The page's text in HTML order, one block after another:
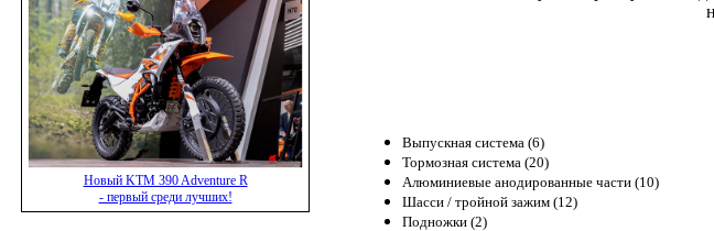
Новый KTM 390 Adventure R
- первый среди лучших!
Выпускная система (6)
Тормозная система (20)
Алюминиевые анодированные части (10)
Шасси / тройной зажим (12)
Подножки (2)